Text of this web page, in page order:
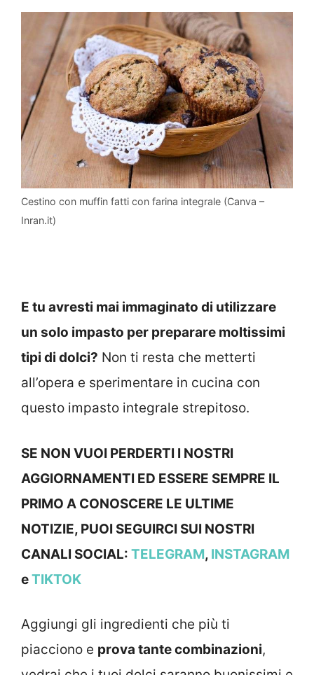
Cestino con muffin fatti con farina integrale (Canva –
Inran.it)
E tu avresti mai immaginato di utilizzare
un solo impasto per preparare moltissimi
tipi di dolci? Non ti resta che metterti
all’opera e sperimentare in cucina con
questo impasto integrale strepitoso.
SE NON VUOI PERDERTI I NOSTRI
AGGIORNAMENTI ED ESSERE SEMPRE IL
PRIMO A CONOSCERE LE ULTIME
NOTIZIE, PUOI SEGUIRCI SUI NOSTRI
CANALI SOCIAL: TELEGRAM, INSTAGRAM
eTIKTOK
Aggiungi gli ingredienti che più ti
piacciono e prova tante combinazioni,